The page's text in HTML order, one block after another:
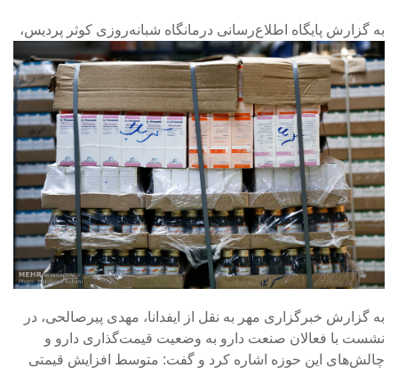
به گزارش پایگاه اطلاع‌رسانی درمانگاه شبانه‌روزی کوثر پردیس،
به گزارش خبرگزاری مهر به نقل از ایفدانا، مهدی پیرصالحی، در
نشست با فعالان صنعت دارو به وضعیت قیمت‌گذاری دارو و
چالش‌های این حوزه اشاره کرد و گفت: متوسط افزایش قیمتی